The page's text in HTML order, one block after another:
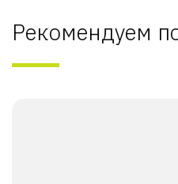
Рекомендуем